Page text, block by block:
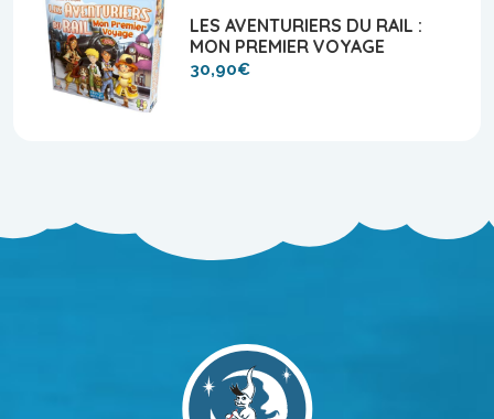
LES AVENTURIERS DU RAIL :
MON PREMIER VOYAGE
30,90€